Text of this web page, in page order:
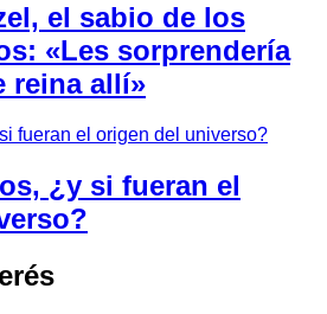
el sabio de los
«Les sorprendería
reina allí»
¿y si fueran el